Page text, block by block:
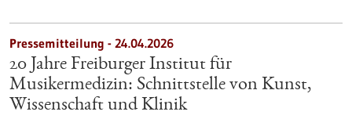
Pressemitteilung - 24.04.2026
20 Jahre Freiburger Institut für
Musikermedizin: Schnittstelle von Kunst,
Wissenschaft und Klinik